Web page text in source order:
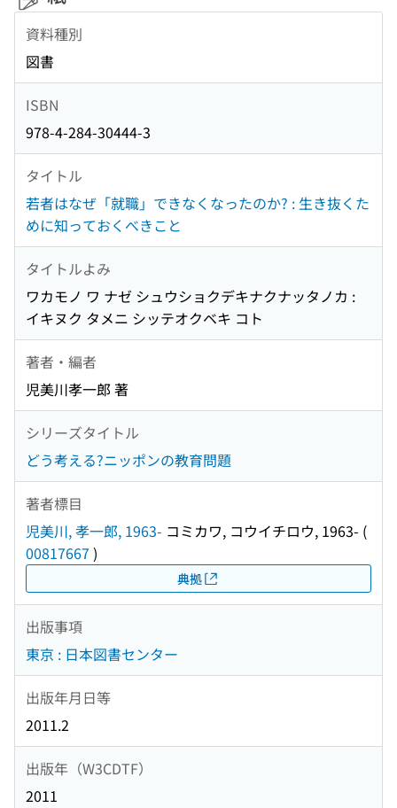
資料種別
図書
ISBN
978-4-284-30444-3
タイトル
若者はなぜ「就職」できなくなったのか? : 生き抜くた
めに知っておくべきこと
タイトルよみ
ワカモノ ワ ナゼ シュウショクデキナクナッタノカ :
イキヌク タメニ シッテオクベキ コト
著者・編者
児美川孝一郎 著
シリーズタイトル
どう考える?ニッポンの教育問題
著者標目
児美川, 孝一郎, 1963- コミカワ, コウイチロウ, 1963- (
00817667 )
典拠
出版事項
東京 : 日本図書センター
出版年月日等
2011.2
出版年（W3CDTF）
2011